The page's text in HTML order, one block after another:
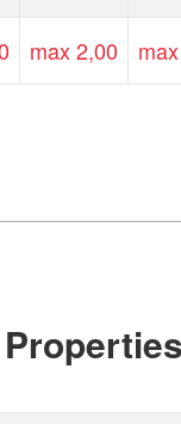
max 2,00